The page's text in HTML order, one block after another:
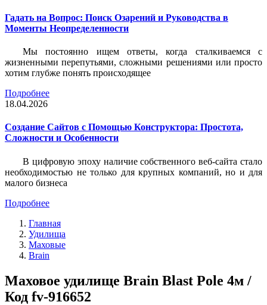
Гадать на Вопрос: Поиск Озарений и Руководства в
Моменты Неопределенности
Мы постоянно ищем ответы, когда сталкиваемся с
жизненными перепутьями, сложными решениями или просто
хотим глубже понять происходящее
Подробнее
18.04.2026
Создание Сайтов с Помощью Конструктора: Простота,
Сложности и Особенности
В цифровую эпоху наличие собственного веб-сайта стало
необходимостью не только для крупных компаний, но и для
малого бизнеса
Подробнее
Главная
Удилища
Маховые
Brain
Маховое удилище Brain Blast Pole 4м /
Код fv-916652